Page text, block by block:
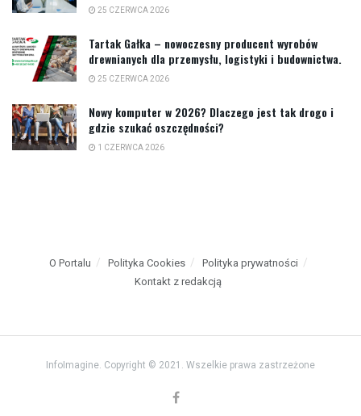
25 CZERWCA 2026
Tartak Gałka – nowoczesny producent wyrobów
drewnianych dla przemysłu, logistyki i budownictwa.
25 CZERWCA 2026
Nowy komputer w 2026? Dlaczego jest tak drogo i
gdzie szukać oszczędności?
1 CZERWCA 2026
O Portalu Polityka Cookies
Polityka prywatności
Kontakt z redakcją
InfoImagine. Copyright © 2021. Wszelkie prawa zastrzeżone